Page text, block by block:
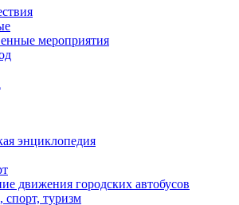
мероприятия
энциклопедия
движения городских автобусов
спорт, туризм